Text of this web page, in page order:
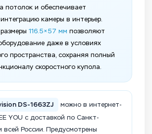
потолок и обеспечивает
камеры в интерьер.
116.5×57 мм позволяют
даже в условиях
пространства, сохраняя полный
скоростного купола.
DS-1663ZJ
можно в интернет-
YOU с доставкой по Санкт-
всей России. Предусмотрены